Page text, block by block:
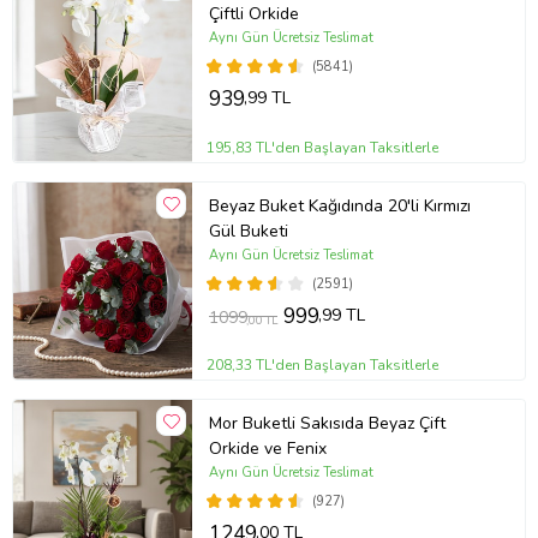
Çiftli Orkide
(5841)
Aynı Gün Ücretsiz Teslimat
939,99 TL
195,83 TL'den Başlayan Taksitlerle
Beyaz Buket Kağıdında 20'li Kırmızı
Gül Buketi
(2591)
Aynı Gün Ücretsiz Teslimat
1099,00 TL 999,99 TL
208,33 TL'den Başlayan Taksitlerle
Mor Buketli Sakısıda Beyaz Çift
Orkide ve Fenix
(927)
Aynı Gün Ücretsiz Teslimat
,00 TL